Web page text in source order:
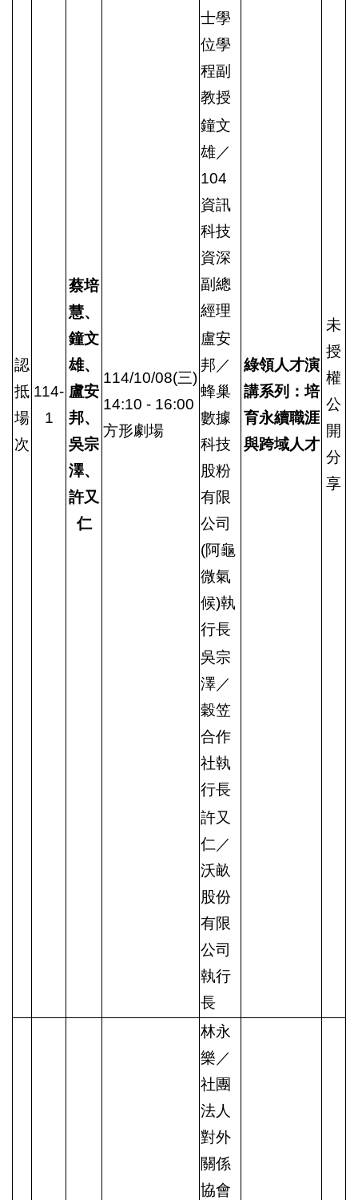
認
抵
場
次
114-
1
蔡培
慧、
鐘文
雄、
盧安
邦、
吳宗
澤、
許又
仁
114/10/08(三)
14:10 - 16:00
方形劇場
士學
位學
程副
教授
綠領人才演
講系列：培
育永續職涯
與跨域人才
未
授
權
公
開
分
享
鐘文
雄／
104
資訊
科技
資深
副總
經理
盧安
邦／
蜂巢
數據
科技
股粉
有限
公司
(阿龜
微氣
候)執
行長
吳宗
澤／
穀笠
合作
社執
行長
許又
仁／
沃畝
股份
有限
公司
執行
長
林永
樂／
社團
法人
對外
關係
協會